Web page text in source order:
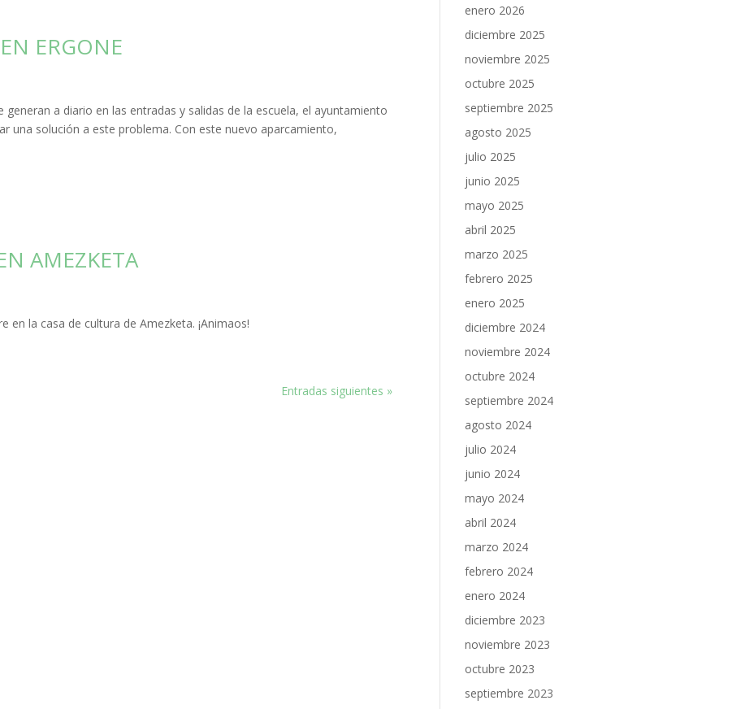
ERGONE
a diario en las entradas y salidas de la escuela, el ayuntamiento
una solución a este problema. Con este nuevo aparcamiento,
AMEZKETA
en la casa de cultura de Amezketa. ¡Animaos!
Entradas siguientes »
enero 2026
diciembre 2025
noviembre 2025
octubre 2025
septiembre 2025
agosto 2025
julio 2025
junio 2025
mayo 2025
abril 2025
marzo 2025
febrero 2025
enero 2025
diciembre 2024
noviembre 2024
octubre 2024
septiembre 2024
agosto 2024
julio 2024
junio 2024
mayo 2024
abril 2024
marzo 2024
febrero 2024
enero 2024
diciembre 2023
noviembre 2023
octubre 2023
septiembre 2023